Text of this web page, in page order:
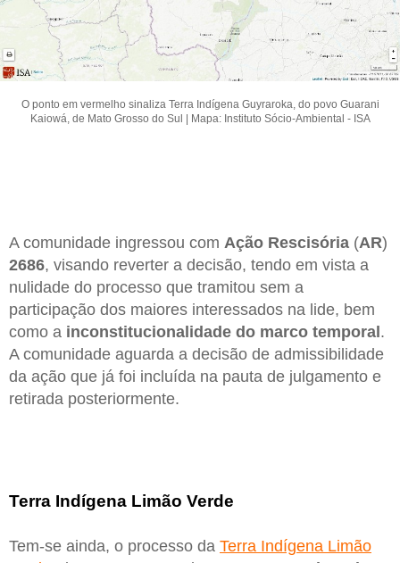
O ponto em vermelho sinaliza Terra Indígena Guyraroka, do povo Guarani
Kaiowá, de Mato Grosso do Sul | Mapa: Instituto Sócio-Ambiental - ISA
A comunidade ingressou com Ação Rescisória (AR)
2686, visando reverter a decisão, tendo em vista a
nulidade do processo que tramitou sem a
participação dos maiores interessados na lide, bem
como a inconstitucionalidade do marco temporal.
A comunidade aguarda a decisão de admissibilidade
da ação que já foi incluída na pauta de julgamento e
retirada posteriormente.
Terra Indígena Limão Verde
Tem-se ainda, o processo da Terra Indígena Limão